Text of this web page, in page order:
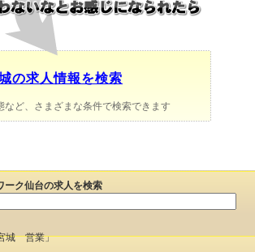
の求人情報を検索
など、さまざまな条件で検索できます
ク仙台の求人を検索
城 営業」